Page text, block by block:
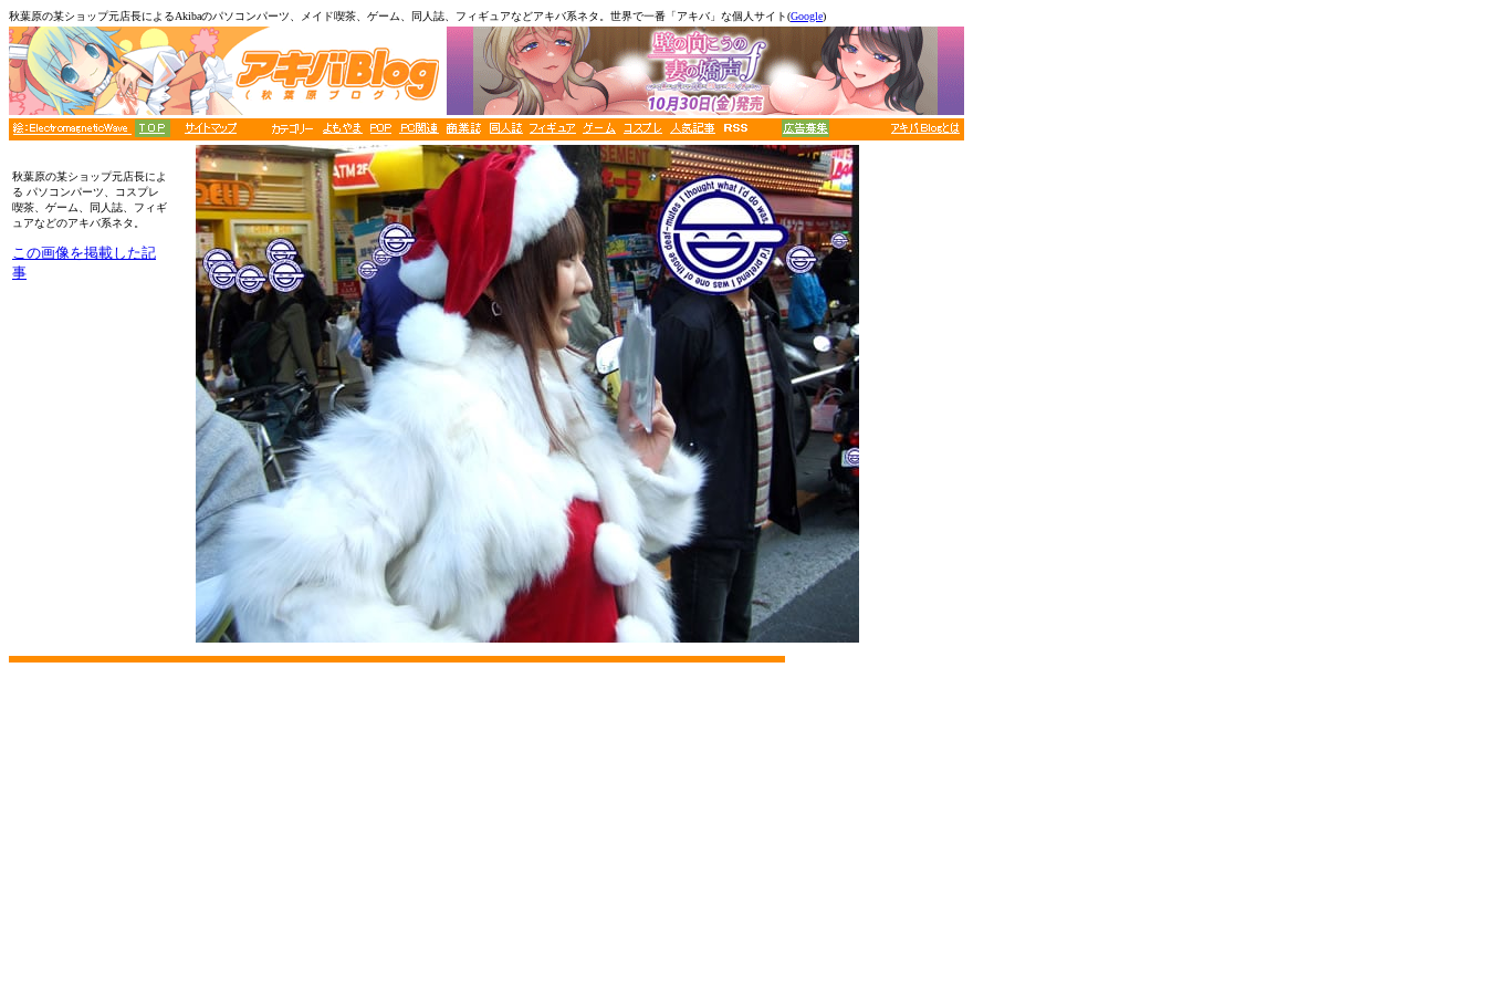
秋葉原の某ショップ元店長によるAkibaのパソコンパーツ、メイド喫茶、ゲーム、同人誌、フィギュアなどアキバ系ネタ。世界で一番「アキバ」な個人サイト(Google)
秋葉原の某ショップ元店長によ
る パソコンパーツ、コスプレ
喫茶、ゲーム、同人誌、フィギ
ュアなどのアキバ系ネタ。
この画像を掲載した記
事